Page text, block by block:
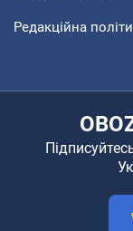
Редакційна